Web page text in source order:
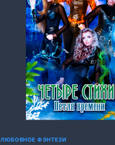
ЛЮБОВНОЕ ФЭНТЕЗИ